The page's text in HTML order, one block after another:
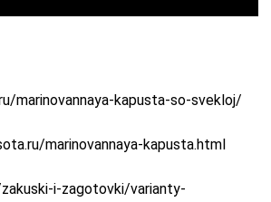
marinovannaya-kapusta-so-svekloj/
marinovannaya-kapusta.html
i-zagotovki/varianty-